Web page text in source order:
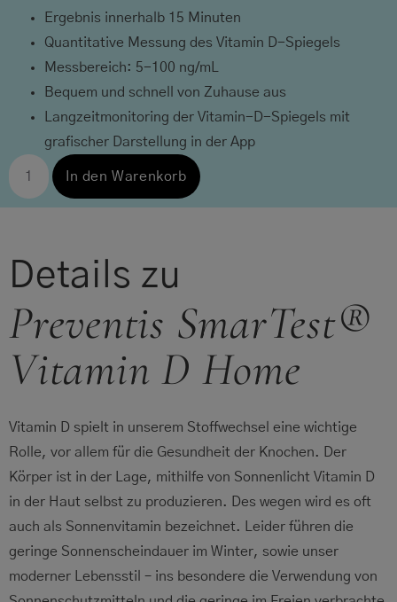
Ergebnis innerhalb 15 Minuten
Quantitative Messung des Vitamin D-Spiegels
Messbereich: 5-100 ng/mL
Bequem und schnell von Zuhause aus
Langzeitmonitoring der Vitamin-D-Spiegels mit
grafischer Darstellung in der App
In den Warenkorb
Details zu
Preventis SmarTest®
Vitamin D Home
Vitamin D spielt in unserem Stoffwechsel eine wichtige
Rolle, vor allem für die Gesundheit der Knochen. Der
Körper ist in der Lage, mithilfe von Sonnenlicht Vitamin D
in der Haut selbst zu produzieren. Des wegen wird es oft
auch als Sonnenvitamin bezeichnet. Leider führen die
geringe Sonnenscheindauer im Winter, sowie unser
moderner Lebensstil – ins besondere die Verwendung von